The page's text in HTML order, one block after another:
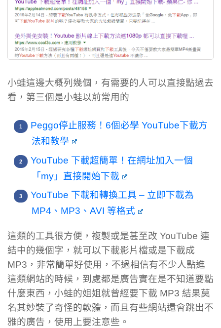
小蛙這邊大概列幾個，有需要的人可以直接點過去
看，第三個是小蛙以前常用的
Peggo停止服務！6個必學 YouTube下載方
法和教學
YouTube 下載超簡單！在網址加入一個
「my」直接開始下載
YouTube 下載和轉換工具 – 立即下載為
MP4、MP3、AVI 等格式
這類的工具很方便，複製或是甚至改 YouTube 連
結中的幾個字，就可以下載影片檔或是下載成
MP3，非常簡單好使用，不過相信有不少人點進
這類網站的時候，到處都是廣告實在是不知道要點
什麼東西，小蛙的姐姐就曾經要下載 MP3 結果莫
名其妙裝了奇怪的軟體，而且有些網站還會跳出不
雅的廣告，使用上要注意些。